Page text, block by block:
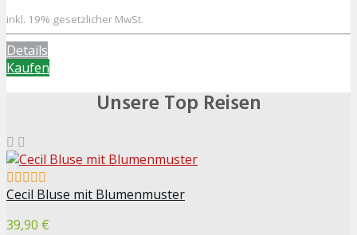
inkl. 19% gesetzlicher MwSt.
Details
Kaufen
Unsere Top Reisen
Cecil Bluse mit Blumenmuster
39,90 €